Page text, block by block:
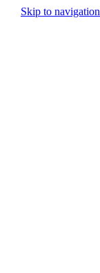
Skip to navigation